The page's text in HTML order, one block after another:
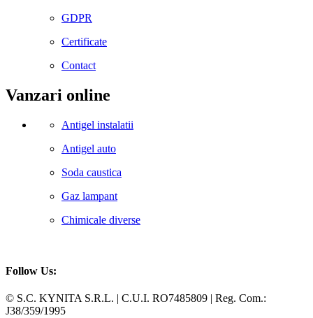
GDPR
Certificate
Contact
Vanzari online
Antigel instalatii
Antigel auto
Soda caustica
Gaz lampant
Chimicale diverse
Follow Us:
Facebook
Whatsapp
© S.C. KYNITA S.R.L. | C.U.I. RO7485809 | Reg. Com.:
J38/359/1995